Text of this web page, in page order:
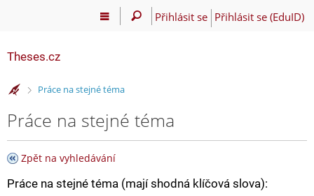
Přihlásit se Přihlásit se (EduID)
Theses.cz
>Práce na stejné téma
Práce na stejné téma
Zpět na vyhledávání
Práce na stejné téma (mají shodná klíčová slova):